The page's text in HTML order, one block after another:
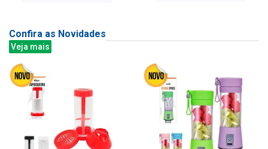
Confira as Novidades
Veja mais